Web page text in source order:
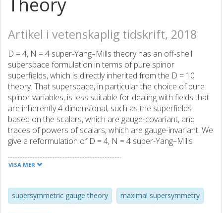
Artikel i vetenskaplig tidskrift, 2018
D = 4, N = 4 super-Yang–Mills theory has an off-shell
superspace formulation in terms of pure spinor
superfields, which is directly inherited from the D = 10
theory. That superspace, in particular the choice of pure
spinor variables, is less suitable for dealing with fields that
are inherently 4-dimensional, such as the superfields
based on the scalars, which are gauge-covariant, and
traces of powers of scalars, which are gauge-invariant. We
give a reformulation of D = 4, N = 4 super-Yang–Mills
pure spinors. All local degrees of freedom reside in a
of scalar superfields.
VISA MER
supersymmetric gauge theory maximal supersymmetry